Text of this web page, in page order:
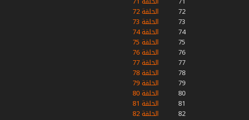
72
الحلقة 72
73
الحلقة 73
74
الحلقة 74
75
الحلقة 75
76
الحلقة 76
77
الحلقة 77
78
الحلقة 78
79
الحلقة 79
80
الحلقة 80
81
الحلقة 81
82
الحلقة 82